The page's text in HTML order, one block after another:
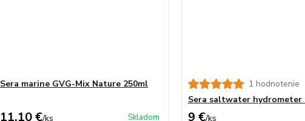
Sera marine GVG-Mix Nature 250ml
11,10 €/ks Skladom
1 hodnotenie
Sera saltwater hydrometer
9 €/ks